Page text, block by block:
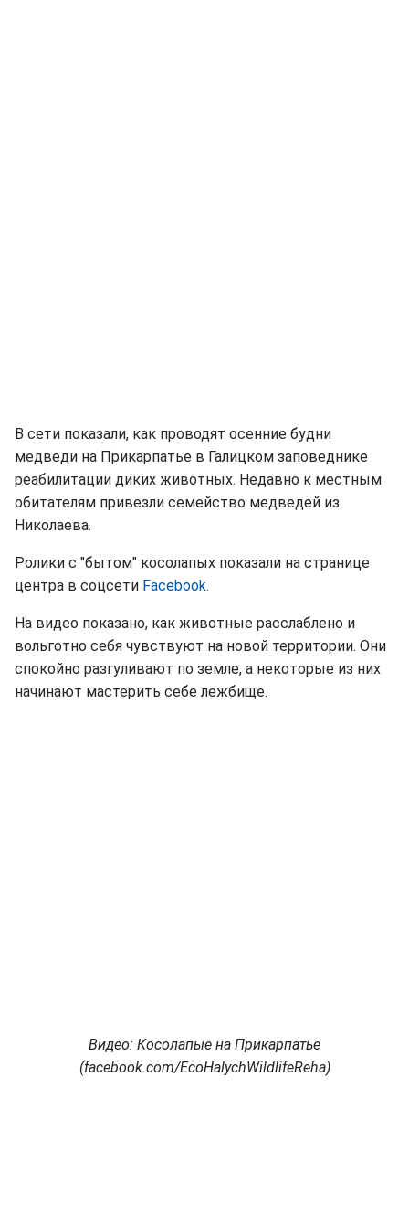
В сети показали, как проводят осенние будни
медведи на Прикарпатье в Галицком заповеднике
реабилитации диких животных. Недавно к местным
обитателям привезли семейство медведей из
Николаева.
Ролики с "бытом" косолапых показали на странице
центра в соцсети Facebook.
На видео показано, как животные расслаблено и
вольготно себя чувствуют на новой территории. Они
спокойно разгуливают по земле, а некоторые из них
начинают мастерить себе лежбище.
Видео: Косолапые на Прикарпатье
(facebook.com/EcoHalychWildlifeReha)